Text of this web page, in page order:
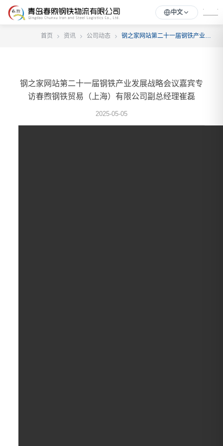
中文
首页 资讯 公司动态 钢之家网站第二十一届钢铁产业发展战略会议嘉宾专访春煦钢铁贸易（上海）有限公司副总经理崔磊
钢之家网站第二十一届钢铁产业发展战略会议嘉宾专
访春煦钢铁贸易（上海）有限公司副总经理崔磊
2025-05-05